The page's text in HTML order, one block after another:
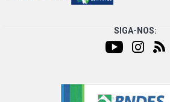
SIGA-NOS: